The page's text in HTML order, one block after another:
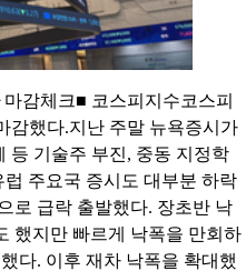
감체크■ 코스피지수코스피
감했다.지난 주말 뉴욕증시가
등 기술주 부진, 중동 지정학
주요국 증시도 대부분 하락
로 급락 출발했다. 장초반 낙
했지만 빠르게 낙폭을 만회하
다. 이후 재차 낙폭을 확대했